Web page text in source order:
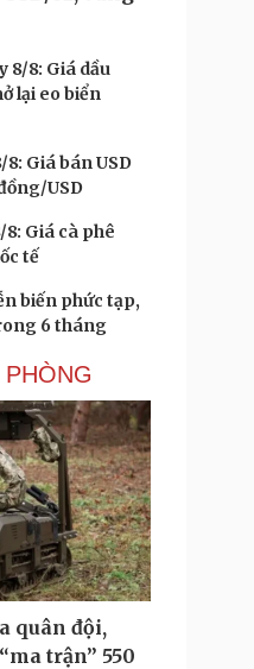
8/8: Giá dầu
lại eo biển
Giá bán USD
USD
Giá cà phê
tế
biến phức tạp,
6 tháng
quân đội,
trận” 550